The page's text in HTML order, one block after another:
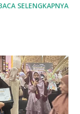
persilahkan Villa
YPI Al-Fattah,
dan MI Alam
kegiatan ini
Timur yang
SELENGKAPNYA